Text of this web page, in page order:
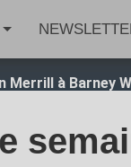
Merrill à Barney